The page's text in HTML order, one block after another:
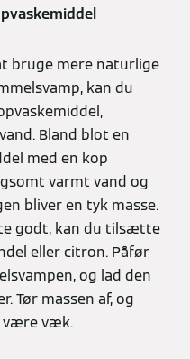
bruge mere naturlige
kan du
Bland blot en
med en kop
varmt vand og
bliver en tyk masse.
godt, kan du tilsætte
eller citron. Påfør
og lad den
Tør massen af, og
være væk.